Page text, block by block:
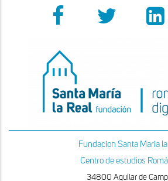
Fundacion Santa Maria la
Centro de estudios
34800 Aguilar de